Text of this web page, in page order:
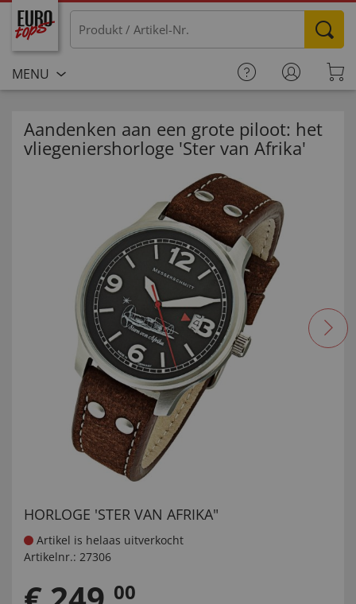
MENU
Aandenken aan een grote piloot: het
vliegeniershorloge 'Ster van Afrika'
HORLOGE 'STER VAN AFRIKA"
Artikel is helaas uitverkocht
Artikelnr.: 27306
00